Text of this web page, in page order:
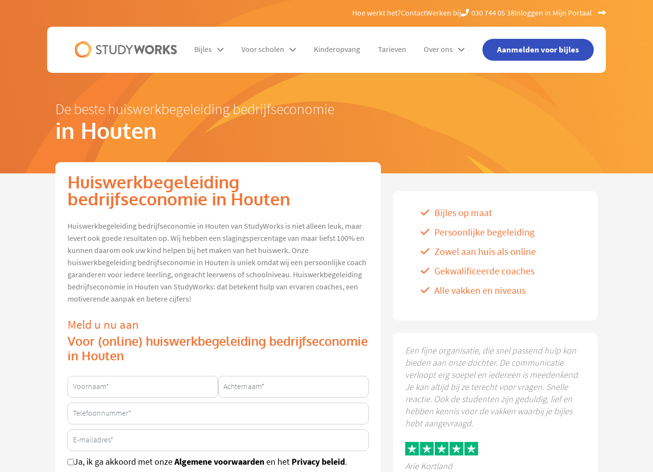
Hoe werkt het?ContactWerken bij 030 744 05 38Inloggen in Mijn Portaal
Bijles Voor scholen Kinderopvang Tarieven Over ons Aanmelden voor bijles
De beste huiswerkbegeleiding bedrijfseconomie
in Houten
Huiswerkbegeleiding
bedrijfseconomie in Houten
Huiswerkbegeleiding bedrijfseconomie in Houten van StudyWorks is niet alleen leuk, maar
levert ook goede resultaten op. Wij hebben een slagingspercentage van maar liefst 100% en
kunnen daarom ook uw kind helpen bij het maken van het huiswerk. Onze
huiswerkbegeleiding bedrijfseconomie in Houten is uniek omdat wij een persoonlijke coach
garanderen voor iedere leerling, ongeacht leerwens of schoolniveau. Huiswerkbegeleiding
bedrijfseconomie in Houten van StudyWorks: dat betekent hulp van ervaren coaches, een
motiverende aanpak en betere cijfers!
Meld u nu aan
Voor (online) huiswerkbegeleiding bedrijfseconomie
in Houten
Ja, ik ga akkoord met onzeAlgemene voorwaardenen het Privacy beleid.
Bijles op maat
Persoonlijke begeleiding
Zowel aan huis als online
Gekwalificeerde coaches
Alle vakken en niveaus
Een fijne organisatie, die snel passend hulp kon
bieden aan onze dochter. De communicatie
verloopt erg soepel en iedereen is meedenkend.
Je kan altijd bij ze terecht voor vragen. Snelle
reactie. Ook de studenten zijn geduldig, lief en
hebben kennis voor de vakken waarbij je bijles
hebt aangevraagd.
Arie Kortland